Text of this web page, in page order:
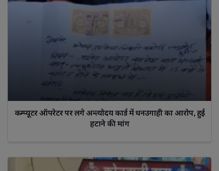
कम्प्यूटर ऑपरेटर पर लगे अन्त्योदय कार्ड में धनउगाही का आरोप, हुई
हटाने की मांग